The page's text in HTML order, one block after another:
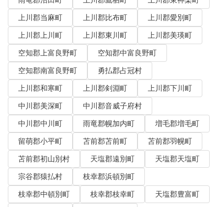
上川郡当麻町
上川郡比布町
上川郡愛別町
上川郡上川町
上川郡東川町
上川郡美瑛町
空知郡上富良野町
空知郡中富良野町
空知郡南富良野町
勇払郡占冠村
上川郡和寒町
上川郡剣淵町
上川郡下川町
中川郡美深町
中川郡音威子府村
中川郡中川町
雨竜郡幌加内町
増毛郡増毛町
留萌郡小平町
苫前郡苫前町
苫前郡羽幌町
苫前郡初山別村
天塩郡遠別町
天塩郡天塩町
宗谷郡猿払村
枝幸郡浜頓別町
枝幸郡中頓別町
枝幸郡枝幸町
天塩郡豊富町